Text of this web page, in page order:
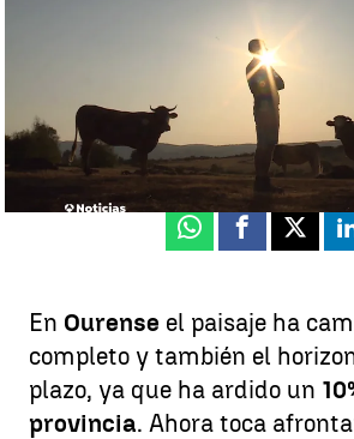
Irene Delgado |Carmen Chao
Publicado:23 de agosto de 2025, 17:54
Whatsapp
Facebook
X
En Ourense el paisaje ha
completo y también el
plazo, ya que ha ardido un
provincia. Ahora toca